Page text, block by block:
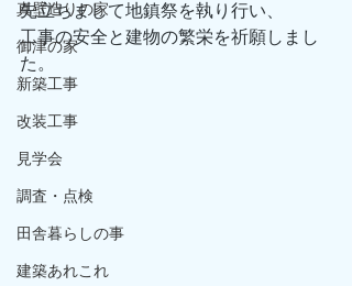
真壁造りの家
御津の家
新築工事
改装工事
見学会
調査・点検
田舎暮らしの事
建築あれこれ
先立ちまして地鎮祭を執り行い、
工事の安全と建物の繁栄を祈願しまし
た。